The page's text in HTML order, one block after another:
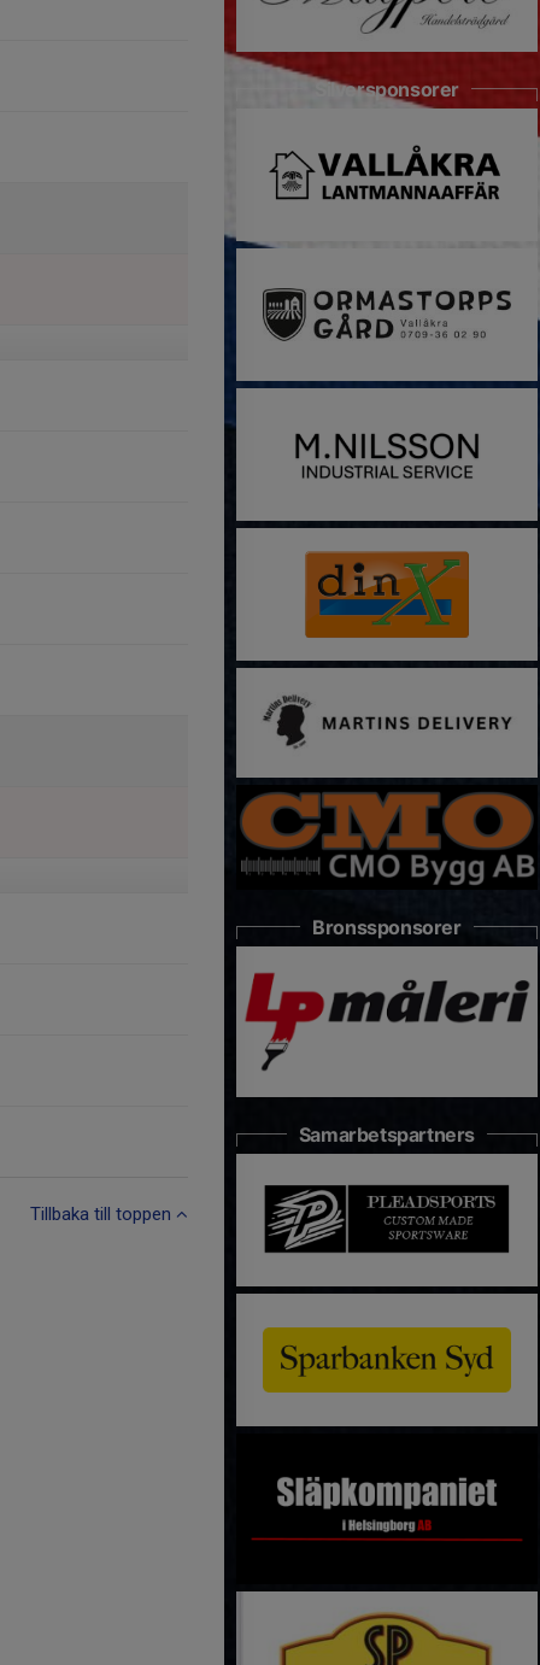
Tillbaka till toppen
Silversponsorer
Bronssponsorer
Samarbetspartners